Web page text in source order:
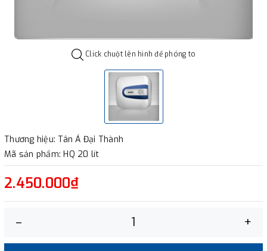
Click chuột lên hình để phóng to
Thương hiệu: Tân Á Đại Thành
Mã sản phẩm: HQ 20 lít
2.450.000₫
– +